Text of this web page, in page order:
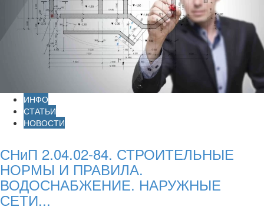
ИНФО
СТАТЬИ
НОВОСТИ
СНиП 2.04.02-84. СТРОИТЕЛЬНЫЕ
НОРМЫ И ПРАВИЛА.
ВОДОСНАБЖЕНИЕ. НАРУЖНЫЕ
СЕТИ...